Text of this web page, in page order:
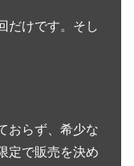
だけです。そし
おらず、希少な
定で販売を決め